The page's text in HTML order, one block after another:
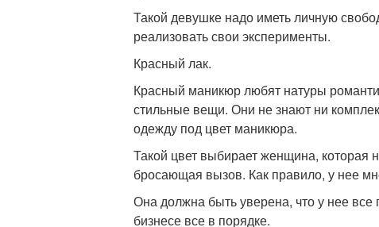
Такой девушке надо иметь личную
реализовать свои эксперименты.
Красный лак.
Красный маникюр любят натуры
стильные вещи. Они не знают ни
одежду под цвет маникюра.
Такой цвет выбирает женщина, которая
бросающая вызов. Как правило, у нее
Она должна быть уверена, что у нее
бизнесе все в порядке.